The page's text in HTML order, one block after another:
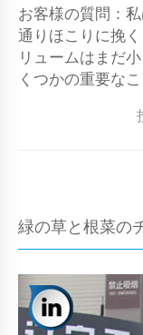
お客様の質問：
通りほこりに挽
リュームはまだ
くつかの重要な
緑の草と根菜の